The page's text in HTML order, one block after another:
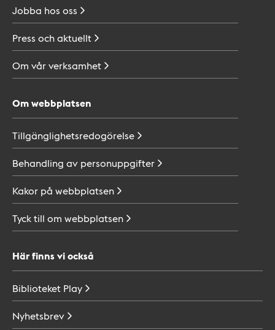
Jobba hos oss
Press ochaktuellt
Om vårverksamhet
Om webbplatsen
Tillgänglighetsredogörelse
Behandling av personuppgifter
Kakor på webbplatsen
Tyck till om webbplatsen
Här finns vi också
Biblioteket Play
Nyhetsbrev